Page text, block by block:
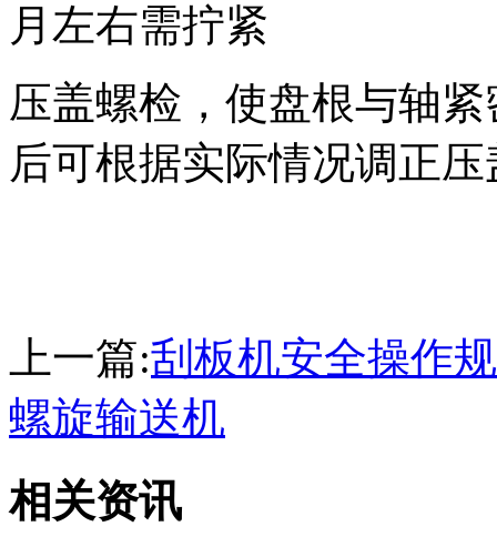
月左右需拧紧
压盖螺检，使盘根与轴
后可根据实际情况调正
上一篇:刮板机安全操作
螺旋输送机
相关资讯